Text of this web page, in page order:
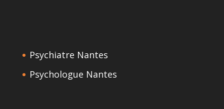
Psychiatre Nantes
Psychologue Nantes